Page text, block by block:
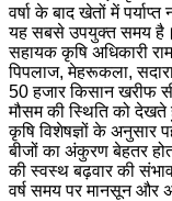
वर्षा के बाद खेतों में
यह सबसे उपयुक्त समय है।
सहायक कृषि अधिकारी
पिपलाज, मेहरूकला,
50 हजार किसान खरीफ
मौसम की स्थिति को
कृषि विशेषज्ञों के अनुसार
बीजों का अंकुरण बेहतर
की स्वस्थ बढ़वार की
वर्ष समय पर मानसून और